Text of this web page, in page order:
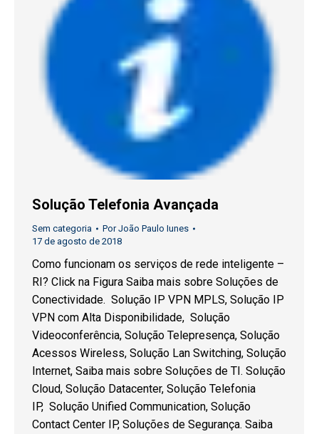
Solução Telefonia Avançada
Sem categoria PorJoão Paulo Iunes
17 de agosto de 2018
Como funcionam os serviços de rede inteligente –
RI? Click na Figura Saiba mais sobre Soluções de
Conectividade. Solução IP VPN MPLS, Solução IP
VPN com Alta Disponibilidade, Solução
Videoconferência, Solução Telepresença, Solução
Acessos Wireless, Solução Lan Switching, Solução
Internet, Saiba mais sobre Soluções de TI. Solução
Cloud, Solução Datacenter, Solução Telefonia
IP, Solução Unified Communication, Solução
Contact Center IP, Soluções de Segurança. Saiba